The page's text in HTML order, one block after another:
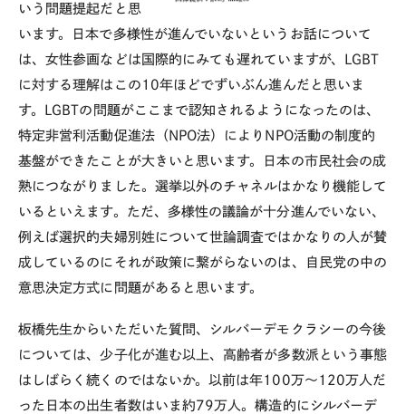
いう問題提起だと思
います。日本で多様性が進んでいないというお話について
は、女性参画などは国際的にみても遅れていますが、 LGBT
に対する理解はこの 10年ほどでずいぶん進んだと思いま
す。 LGBTの問題がここまで認知されるようになったのは、
特定非営利活動促進法（NPO法）により NPO活動の制度的
基盤ができたことが大きいと思います。日本の市民社会の成
熟につながりました。選挙以外のチャネルはかなり機能して
いるといえます。ただ、多様性の議論が十分進んでいない、
例えば選択的夫婦別姓について世論調査ではかなりの人が賛
成しているのにそれが政策に繋がらないのは、自民党の中の
意思決定方式に問題があると思います。
板橋先生からいただいた質問、シルバーデモクラシーの今後
については、少子化が進む以上、高齢者が多数派という事態
はしばらく続くのではないか。以前は年100万〜 120万人だ
った日本の出生者数はいま約79万人。構造的にシルバーデ